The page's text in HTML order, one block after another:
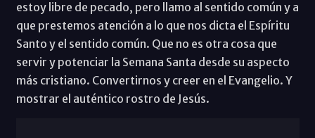
estoy libre de pecado, pero llamo al sentido común y a
que prestemos atención a lo que nos dicta el Espíritu
Santo y el sentido común. Que no es otra cosa que
servir y potenciar la Semana Santa desde su aspecto
más cristiano. Convertirnos y creer en el Evangelio. Y
mostrar el auténtico rostro de Jesús.